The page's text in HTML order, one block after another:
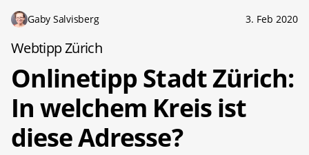
Gaby Salvisberg 3. Feb 2020
Webtipp Zürich
Onlinetipp Stadt Zürich:
In welchem Kreis ist
diese Adresse?